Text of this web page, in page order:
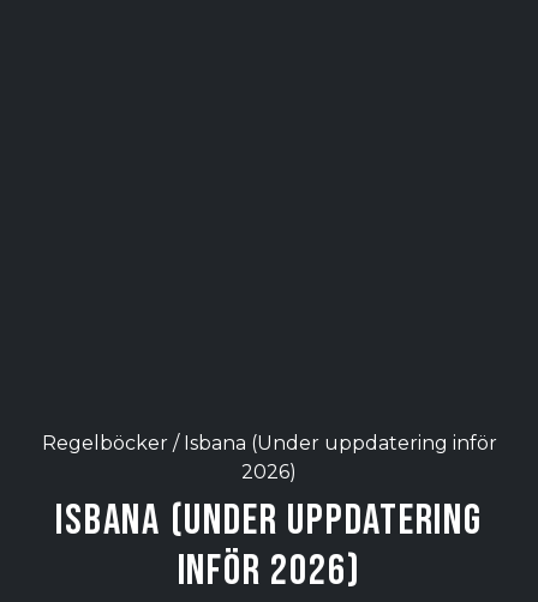
Regelböcker / Isbana (Under uppdatering inför
2026)
Isbana (Under uppdatering
inför 2026)